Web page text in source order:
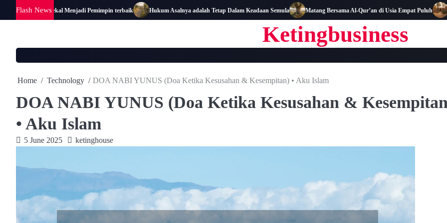
Flash News
Al-Husain: Bekal Menjadi Pemimpin terbaik Hukum Asalnya adalah Tetap Dalam Keadaan Semula Matang Bersama Al-Qur’an di Usia Empat Puluh
Ketingbusiness
Home Technology DOA NABI YUNUS (Doa Ketika Kesusahan & Kesempitan) • Aku Islam
DOA NABI YUNUS (Doa Ketika Kesusahan &
• Aku Islam
5 June 2025 ketinghouse